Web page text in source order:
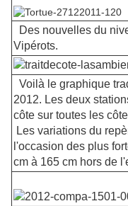
Des nouvelles du
Vipérots.
Voilà le graphique
2012. Les deux
côte sur toutes les
Les variations du
l'occasion des plus
cm à 165 cm hors de